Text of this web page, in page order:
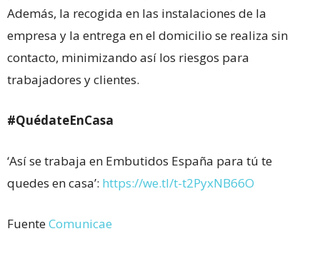
Además, la recogida en las instalaciones de la
empresa y la entrega en el domicilio se realiza sin
contacto, minimizando así los riesgos para
trabajadores y clientes.
#QuédateEnCasa
‘Así se trabaja en Embutidos España para tú te
quedes en casa’: https://we.tl/t-t2PyxNB66O
FuenteComunicae